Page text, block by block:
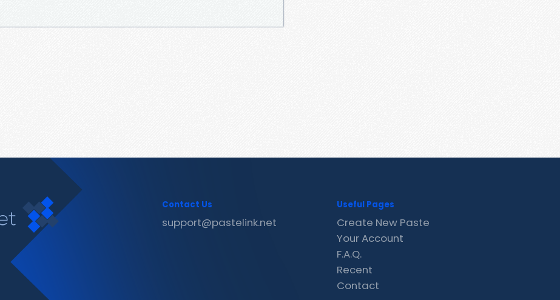
Contact Us
support@pastelink.net
Useful Pages
Create New Paste
Your Account
F.A.Q.
Recent
Contact